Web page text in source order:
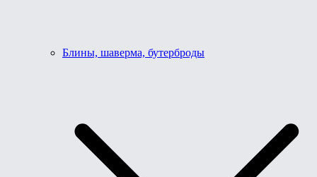
Блины, шаверма, бутерброды